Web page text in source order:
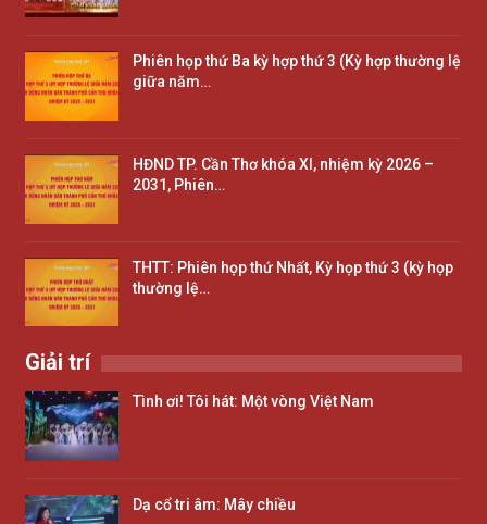
Phiên họp thứ Ba kỳ hợp thứ 3 (Kỳ hợp thường lệ
giữa năm…
HĐND TP. Cần Thơ khóa XI, nhiệm kỳ 2026 –
2031, Phiên…
THTT: Phiên họp thứ Nhất, Kỳ họp thứ 3 (kỳ họp
thường lệ…
Giải trí
Tình ơi! Tôi hát: Một vòng Việt Nam
Dạ cổ tri âm: Mây chiều